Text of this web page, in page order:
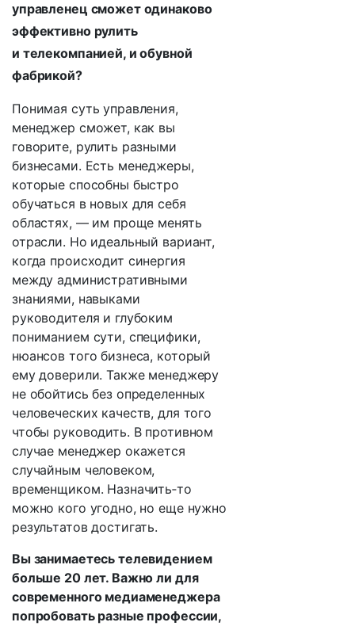
управленец сможет одинаково
эффективно рулить
и телекомпанией, и обувной
фабрикой?
Понимая суть управления,
менеджер сможет, как вы
говорите, рулить разными
бизнесами. Есть менеджеры,
которые способны быстро
обучаться в новых для себя
областях, — им проще менять
отрасли. Но идеальный вариант,
когда происходит синергия
между административными
знаниями, навыками
руководителя и глубоким
пониманием сути, специфики,
нюансов того бизнеса, который
ему доверили. Также менеджеру
не обойтись без определенных
человеческих качеств, для того
чтобы руководить. В противном
случае менеджер окажется
случайным человеком,
временщиком. Назначить‑то
можно кого угодно, но еще нужно
результатов достигать.
Вы занимаетесь телевидением
больше 20 лет. Важно ли для
современного медиаменеджера
попробовать разные профессии,